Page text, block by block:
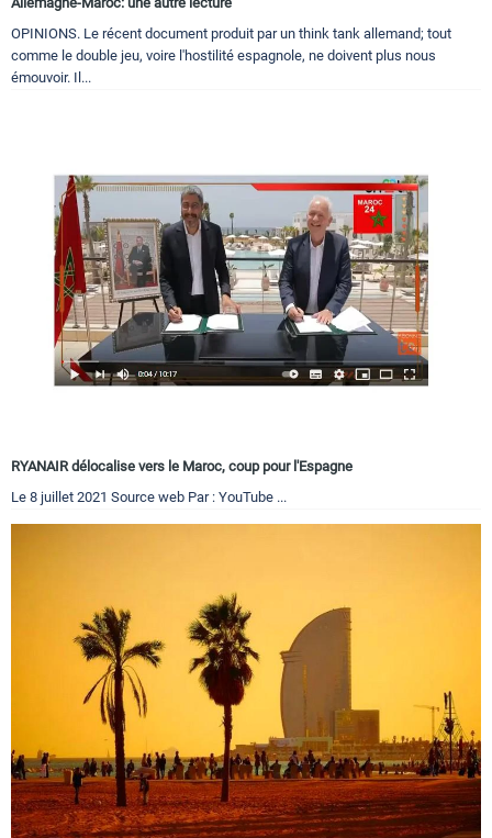
OPINIONS. Le récent document produit par un think tank allemand; tout
comme le double jeu, voire l'hostilité espagnole, ne doivent plus nous
émouvoir. Il...
RYANAIR délocalise vers le Maroc, coup pour l'Espagne
Le 8 juillet 2021 Source web Par : YouTube ...